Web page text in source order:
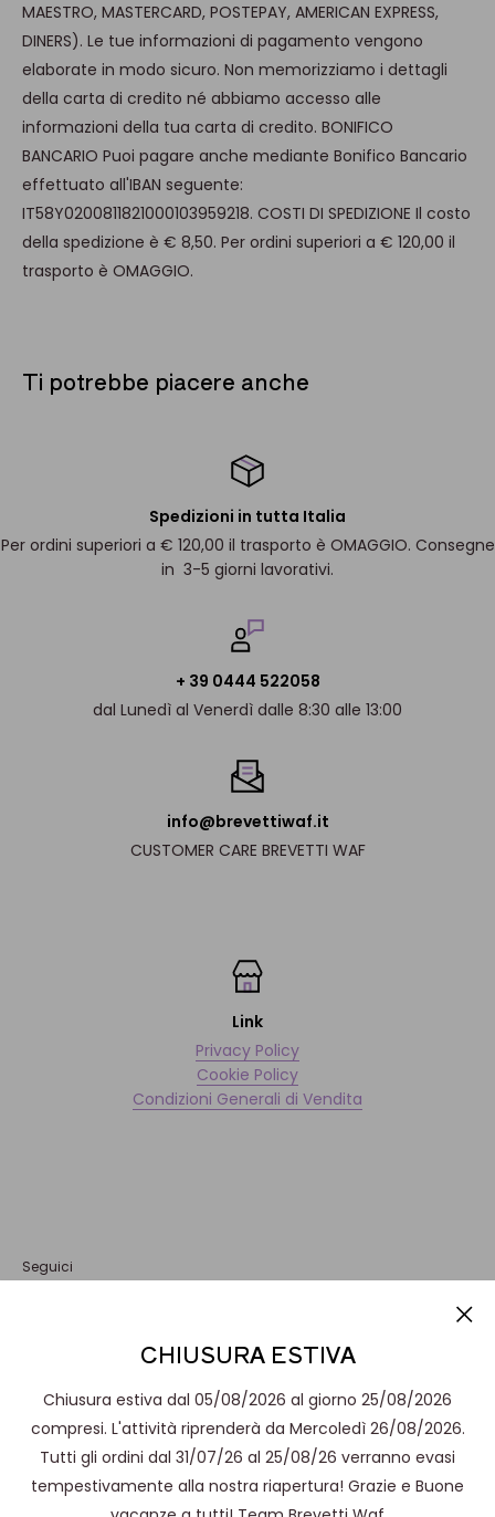
CHIUSURA ESTIVA
Chiusura estiva dal 05/08/2026 al giorno 25/08/2026
compresi. L'attività riprenderà da Mercoledì 26/08/2026.
Tutti gli ordini dal 31/07/26 al 25/08/26 verranno evasi
tempestivamente alla nostra riapertura! Grazie e Buone
batteria. Tempo di ricarica: 5-6 ore.
ONE-LIGHT Design Registered
MATERIALE:
Corpo in PMMA VEROGLAS
COLORI:
OTTANIO
DIMENSIONI:
Ø 104 mm x 80 mm x Ø 77 mm
MAESTRO, MASTERCARD, POSTEPAY, AMERICAN EXPRESS,
DINERS). Le tue informazioni di pagamento vengono
elaborate in modo sicuro. Non memorizziamo i dettagli
della carta di credito né abbiamo accesso alle
informazioni della tua carta di credito. BONIFICO
BANCARIO Puoi pagare anche mediante Bonifico Bancario
effettuato all'IBAN seguente:
IT58Y0200811821000103959218. COSTI DI SPEDIZIONE Il costo
della spedizione è € 8,50. Per ordini superiori a € 120,00 il
trasporto è OMAGGIO.
Ti potrebbe piacere anche
Spedizioni in tutta Italia
Per ordini superiori a € 120,00 il trasporto è OMAGGIO. Consegne
in 3-5 giorni lavorativi.
+ 39 0444 522058
dal Lunedì al Venerdì dalle 8:30 alle 13:00
info@brevettiwaf.it
CUSTOMER CARE BREVETTI WAF
Link
Privacy Policy
Cookie Policy
Condizioni Generali di Vendita
Seguici
© Brevetti Waf Shop
Questo sito o gli strumenti terzi da questo utilizzati si avvalgono di
nella cookie policy. Se vuoi saperne di più o negare il consenso a
tutti o ad alcuni cookie, consulta lacookie policy . Chiudendo
questo banner, scorrendo questa pagina, cliccando su un link o
proseguendo la navigazione in altra maniera, acconsenti all’uso
dei cookie.
Accetta